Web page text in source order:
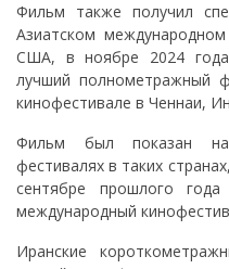
Фильм также получил
Азиатском
США, в ноябре 2024
лучший полнометражный
кинофестивале в Ченнаи,
Фильм был показан на
фестивалях в таких
сентябре прошлого
международный
Иранские